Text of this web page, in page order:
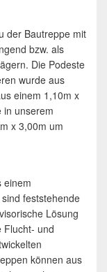
der Bautreppe mit
bzw. als
Die Podeste
wurde aus
einem 1,10m x
in unserem
x 3,00m um
einem
feststehende
Lösung
Flucht- und
können aus